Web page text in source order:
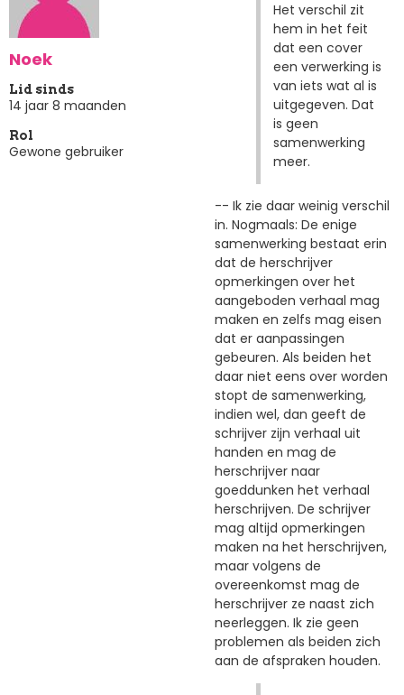
Noek
Lid sinds
14 jaar 8 maanden
Rol
Gewone gebruiker
Het verschil zit
hem in het feit
dat een cover
een verwerking is
van iets wat al is
uitgegeven. Dat
is geen
samenwerking
meer.
-- Ik zie daar weinig verschil
in. Nogmaals: De enige
samenwerking bestaat erin
dat de herschrijver
opmerkingen over het
aangeboden verhaal mag
maken en zelfs mag eisen
dat er aanpassingen
gebeuren. Als beiden het
daar niet eens over worden
stopt de samenwerking,
indien wel, dan geeft de
schrijver zijn verhaal uit
handen en mag de
herschrijver naar
goeddunken het verhaal
herschrijven. De schrijver
mag altijd opmerkingen
maken na het herschrijven,
maar volgens de
overeenkomst mag de
herschrijver ze naast zich
neerleggen. Ik zie geen
problemen als beiden zich
aan de afspraken houden.